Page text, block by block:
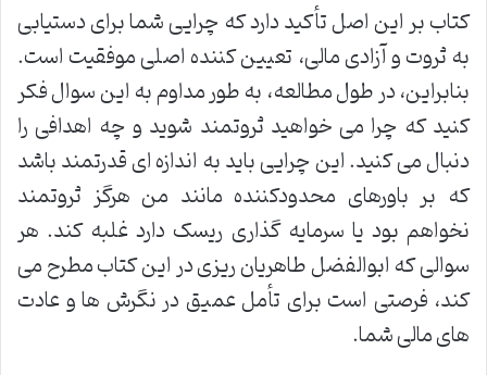
کتاب بر این اصل تأکید دارد که چرایی شما برای دستیابی
به ثروت و آزادی مالی، تعیین کننده اصلی موفقیت است.
بنابراین، در طول مطالعه، به طور مداوم به این سوال فکر
کنید که چرا می خواهید ثروتمند شوید و چه اهدافی را
دنبال می کنید. این چرایی باید به اندازه ای قدرتمند باشد
که بر باورهای محدودکننده مانند من هرگز ثروتمند
نخواهم بود یا سرمایه گذاری ریسک دارد غلبه کند. هر
سوالی که ابوالفضل طاهریان ریزی در این کتاب مطرح می
کند، فرصتی است برای تأمل عمیق در نگرش ها و عادت
های مالی شما.